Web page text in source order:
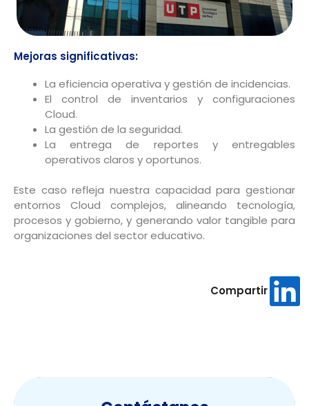
Mejoras significativas:
La eficiencia operativa y gestión de incidencias.
El control de inventarios y configuraciones
Cloud.
La gestión de la seguridad.
La entrega de reportes y entregables
operativos claros y oportunos.
Este caso refleja nuestra capacidad para gestionar
entornos Cloud complejos, alineando tecnología,
procesos y gobierno, y generando valor tangible para
organizaciones del sector educativo.
Compartir